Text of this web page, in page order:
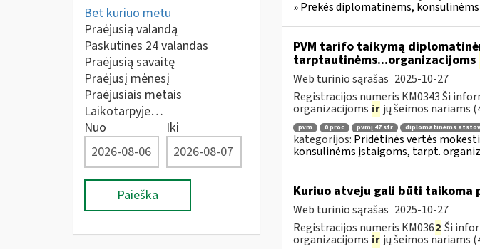
Bet kuriuo metu
Praėjusią valandą
Paskutines 24 valandas
Praėjusią savaitę
Praėjusį mėnesį
Praėjusiais metais
Laikotarpyje…
Nuo
Iki
Paieška
» Prekės diplomatinėms,
PVM tarifo taikymą
tarptautinėms...organizacijoms
Web turinio sąrašas 2025-10-27
Registracijos numeris KM0343 Ši
organizacijoms ir jų šeimos nariams
pvm 0 proc pvmį 47 str diplomatinėms
kategorijos: Pridėtinės vertės
konsulinėms įstaigoms, tarpt.
Kuriuo atveju gali būti taikoma
Web turinio sąrašas 2025-10-27
Registracijos numeris KM0362 Ši
organizacijoms ir jų šeimos nariams